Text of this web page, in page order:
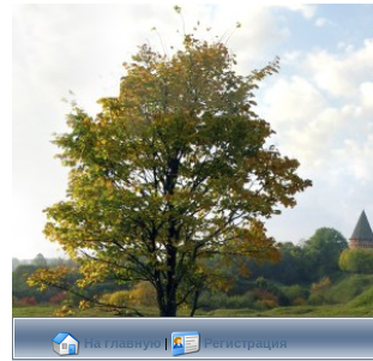
На главную| Регистрация